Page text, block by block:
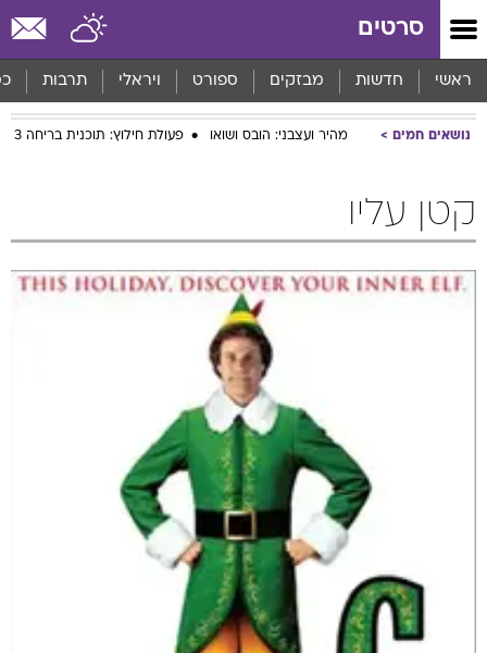
סרטים
ראשי חדשות מבזקים ספורט ויראלי תרבות
נושאים חמים מהיר ועצבני: הובס ושואו פעולת חילוץ: תוכנית בריחה 3
קטן עליו